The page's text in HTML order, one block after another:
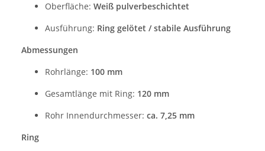
Oberfläche: Weiß pulverbeschichtet
Ausführung: Ring gelötet / stabile Ausführung
Abmessungen
Rohrlänge: 100 mm
Gesamtlänge mit Ring: 120 mm
Rohr Innendurchmesser: ca. 7,25 mm
Ring